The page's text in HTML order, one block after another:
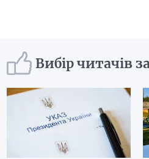
Вибір читачів